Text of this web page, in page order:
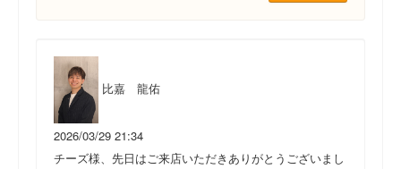
比嘉 龍佑
2026/03/29 21:34
チーズ様、先日はご来店いただきありがとうございまし